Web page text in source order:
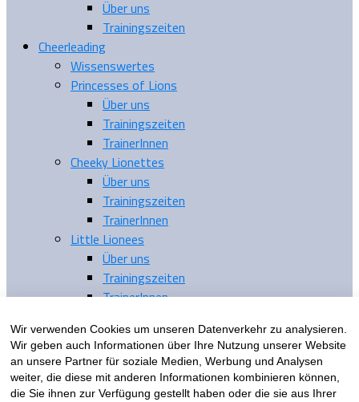
Über uns
Trainingszeiten
Cheerleading
Wissenswertes
Princesses of Lions
Über uns
Trainingszeiten
TrainerInnen
Cheeky Lionettes
Über uns
Trainingszeiten
TrainerInnen
Little Lionees
Über uns
Trainingszeiten
TrainerInnen
Sponsoren
Verein
Dokumente
Stadion
Wir verwenden Cookies um unseren Datenverkehr zu analysieren.
Wir geben auch Informationen über Ihre Nutzung unserer Website
an unsere Partner für soziale Medien, Werbung und Analysen
weiter, die diese mit anderen Informationen kombinieren können,
die Sie ihnen zur Verfügung gestellt haben oder die sie aus Ihrer